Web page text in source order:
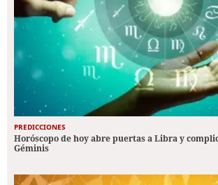
PREDICCIONES
Horóscopo de hoy abre puertas a Libra y
Géminis